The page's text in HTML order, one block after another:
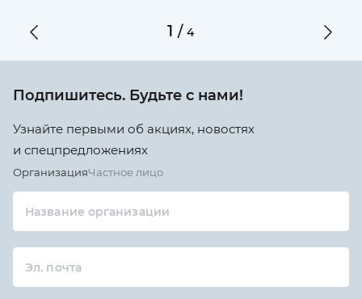
1 /4
Подпишитесь. Будьте с нами!
Узнайте первыми об акциях, новостях
и спецпредложениях
ОрганизацияЧастное лицо
Название организации
Эл. почта